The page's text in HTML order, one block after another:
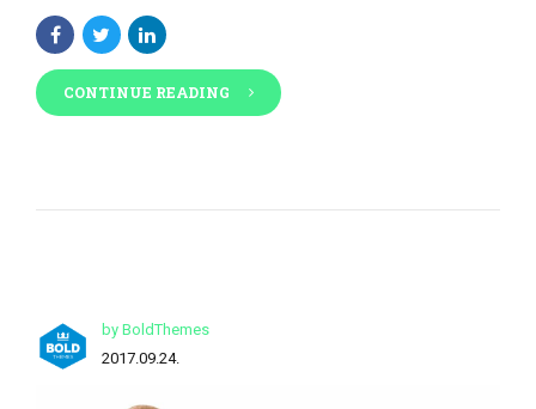
CONTINUE READING
by BoldThemes
2017.09.24.